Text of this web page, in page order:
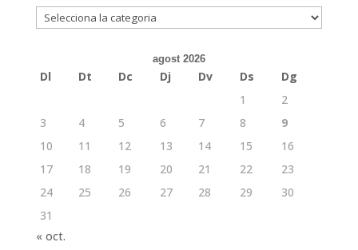
Categories
agost 2026
Dl Dt Dc Dj Dv Ds
Dg
1
2
3
4 5 6 7 8
9
10
11 12 13 14 15
16
17
18 19 20 21 22
23
24
25 26 27 28 29
30
31
« oct.